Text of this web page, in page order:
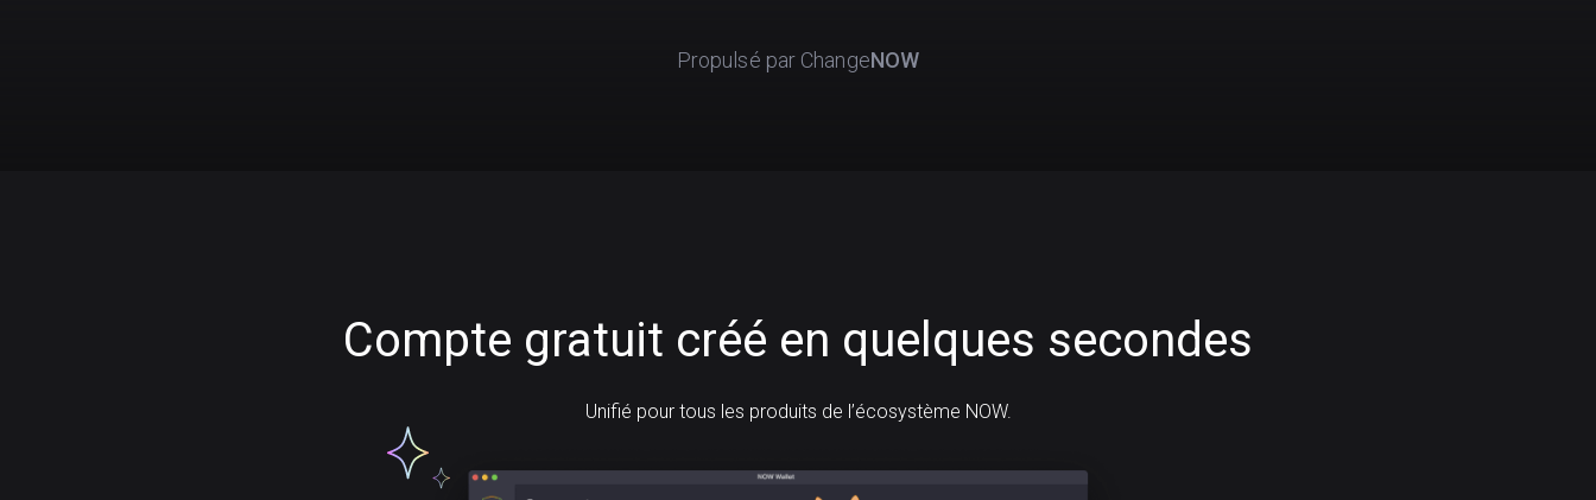
Propulsé par ChangeNOW
Compte gratuit créé en quelques secondes
Unifié pour tous les produits de l’écosystème NOW.